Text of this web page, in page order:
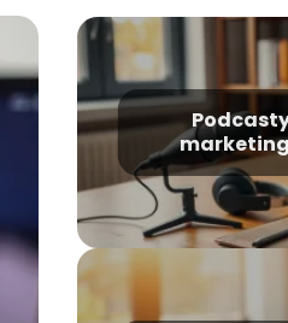
najlepsze
wiedzy i